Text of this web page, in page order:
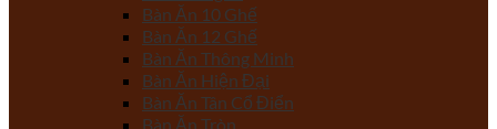
Bàn Ăn 10 Ghế
Bàn Ăn 12 Ghế
Bàn Ăn Thông Minh
Bàn Ăn Hiện Đại
Bàn Ăn Tân Cổ Điển
Bàn Ăn Tròn